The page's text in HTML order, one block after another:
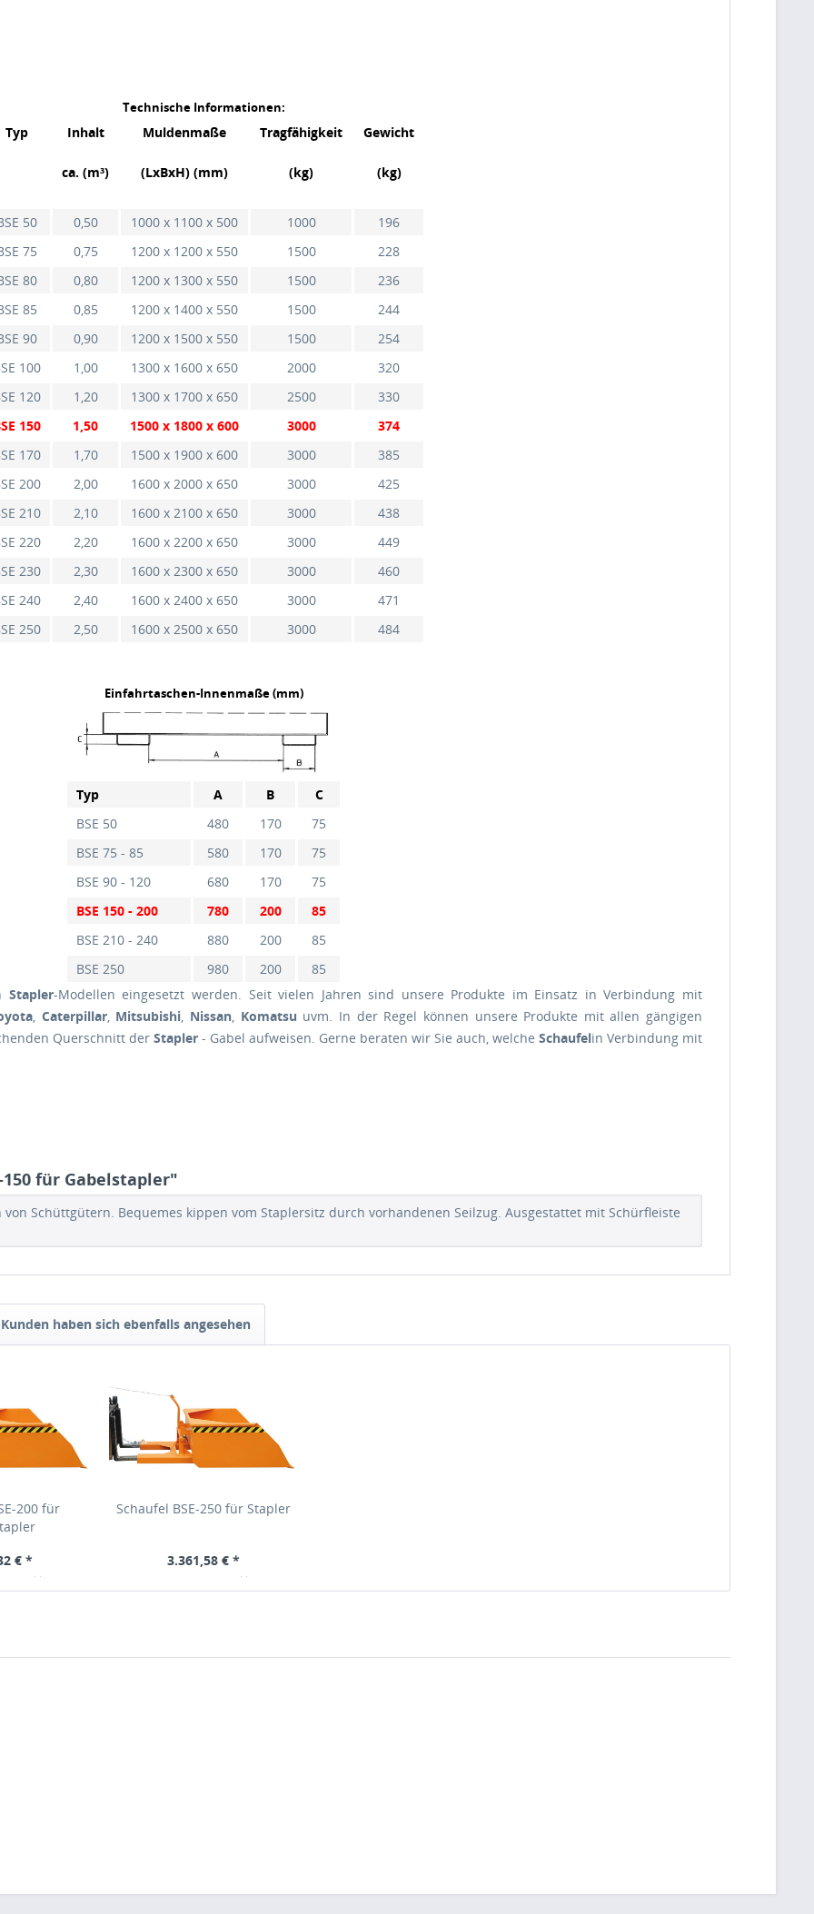
Technische Informationen:
Typ Inhalt
ca. (m³)
Muldenmaße
(LxBxH) (mm)
Tragfähigkeit
(kg)
Gewicht
(kg)
50 0,50 1000 x 1100 x 500 1000
196
75
0,75 1200 x 1200 x 550 1500
228
80
0,80 1200 x 1300 x 550 1500
236
85
0,85 1200 x 1400 x 550 1500
244
90
0,90 1200 x 1500 x 550 1500
254
100
1,00 1300 x 1600 x 650 2000
320
120
1,20 1300 x 1700 x 650 2500
330
150
1,50 1500 x 1800 x 600 3000
374
170
1,70 1500 x 1900 x 600 3000
385
200
2,00 1600 x 2000 x 650 3000
425
210
2,10 1600 x 2100 x 650 3000
438
220
2,20 1600 x 2200 x 650 3000
449
230
2,30 1600 x 2300 x 650 3000
460
240
2,40 1600 x 2400 x 650 3000
471
250
2,50 1600 x 2500 x 650 3000 484
Einfahrtaschen-Innenmaße (mm)
Typ A B
C
BSE 50
480 170
75
BSE 75 - 85
580 170
75
BSE 90 - 120
680 170
75
BSE 150 - 200
780 200
85
BSE 210 - 240
880 200
85
BSE 250
980 200
85
Stapler-Modellen eingesetzt werden. Seit vielen Jahren sind unsere Produkte im Einsatz in Verbindung mit
, Caterpillar, Mitsubishi, Nissan, Komatsu uvm. In der Regel können unsere Produkte mit allen gängigen
Querschnitt der Stapler - Gabel aufweisen. Gerne beraten wir Sie auch, welche Schaufelin Verbindung mit
für Gabelstapler"
Schüttgütern. Bequemes kippen vom Staplersitz durch vorhandenen Seilzug. Ausgestattet mit Schürfleiste
Kunden haben sich ebenfalls angesehen
200 für
€ *
inkl. MwSt
Schaufel BSE-250 für Stapler
3.361,58 € *
inkl. MwSt